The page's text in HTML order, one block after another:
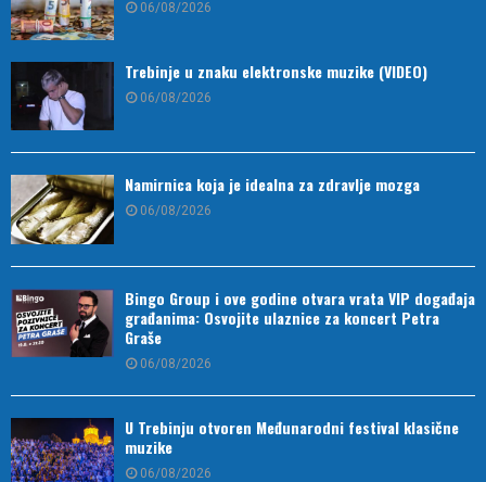
06/08/2026
Trebinje u znaku elektronske muzike (VIDEO)
06/08/2026
Namirnica koja je idealna za zdravlje mozga
06/08/2026
Bingo Group i ove godine otvara vrata VIP događaja
građanima: Osvojite ulaznice za koncert Petra
Graše
06/08/2026
U Trebinju otvoren Međunarodni festival klasične
muzike
06/08/2026